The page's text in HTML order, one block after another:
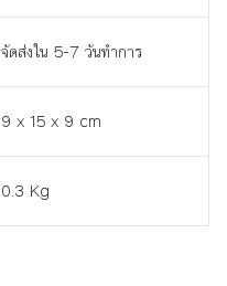
จัดส่งใน 5-7 วันทำการ
9 x 15 x 9 cm
0.3 Kg